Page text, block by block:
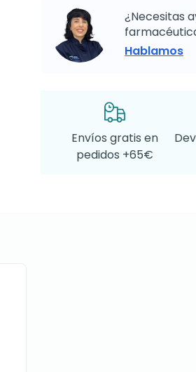
¿Necesitas
Hablamos
Envíos gratis en
pedidos +65€